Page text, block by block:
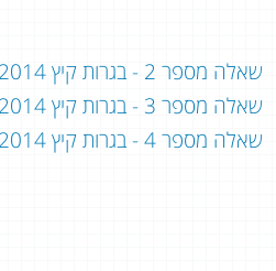
שאלה מספר 2 - בגרות קיץ 2014 מועד ג׳ שאלון 803:
שאלה מספר 3 - בגרות קיץ 2014 מועד ג׳ שאלון 803:
שאלה מספר 4 - בגרות קיץ 2014 מועד ג׳ שאלון 803: